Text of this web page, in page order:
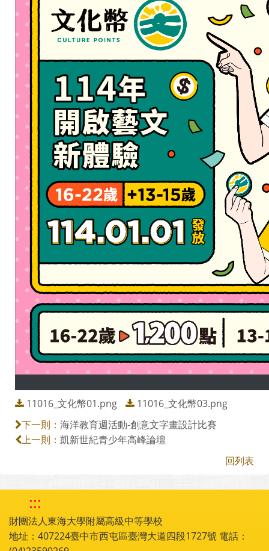
11016_文化幣01.png 11016_文化幣03.png
下一則： 海洋教育週活動-創意文字畫設計比賽
上一則： 凱新世紀青少年高峰論壇
回列表
:::
財團法人東海大學附屬高級中等學校
地址：407224臺中市西屯區臺灣大道四段1727號 電話：